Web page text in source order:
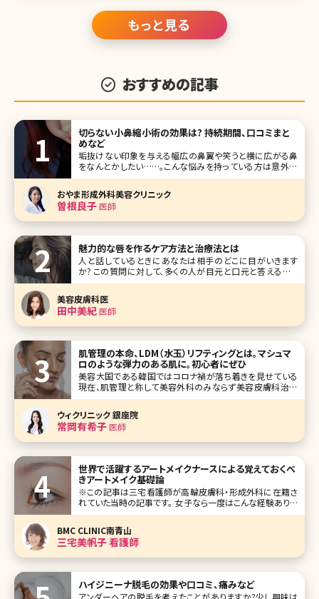
あげなが
もっと見る
おすすめの記事
切らない小鼻縮小術の効果は? 持続期間、口コミまと
めなど
垢抜けない印象を与える幅広の鼻翼や笑うと横に広がる鼻
をなんとかしたい……。こんな悩みを持っている方は意外に
多いのではないでしょうか。鼻は眼や口元と違ってメイクで見
せ方を変えることがほとんどできないパーツ。それだけに本
格的に鼻の印象を変えようと思ったら美容整形に頼るしか
方法はありません。 とはいえ、
おやま形成外科美容クリニック
曽根良子医師
魅力的な唇を作るケア方法と治療法とは
人と話しているときにあなたは相手のどこに目がいきます
か? この質問に対して、多くの人が目元と口元と答えるそう
です。そして目元と口元の印象で相手が若々しく見えるのか、
それとも老けているように見えるのかを感じとるようです。 そ
れなのにもかかわらず、顔のスキンケアは念入りに行ってい
るのに、唇の
美容皮膚科医
田中美紀医師
肌管理の本命、LDM（水玉）リフティングとは。マシュマ
ロのような弾力のある肌に。初心者にぜひ
美容大国である韓国ではコロナ禍が落ち着きを見せている
現在、肌管理と称して美容外科のみならず美容皮膚科治療
が20代女性を中心にとても人気になっています。韓国は美
容クリニックに最新の機械が数多くあるというだけでなく、価
格が日本と比べてかなり手頃であり、旅行も兼ねて美容クリ
ニックを訪れる方が増加しているそ
ウィクリニック 銀座院
常岡有希子医師
世界で活躍するアートメイクナースによる覚えておくべ
きアートメイク基礎論
※この記事は三宅看護師が高輪皮膚科・形成外科に在籍さ
れていた当時の記事です。 女子なら一度はこんな経験ありま
せんか? 眉の形が決まらない、左右の形が揃わない。直して
いるうちにドンドン濃くなり、やがて学校や会社に遅れそうに
なる。休日の急な来客。ノーメイクでコンビニへ、そんな時に
限って人に会う。
BMC CLINIC南青山
三宅美帆子 看護師
ハイジニーナ脱毛の効果や口コミ、痛みなど
アンダーヘアの脱毛を考えたことがありますか?少し興味は